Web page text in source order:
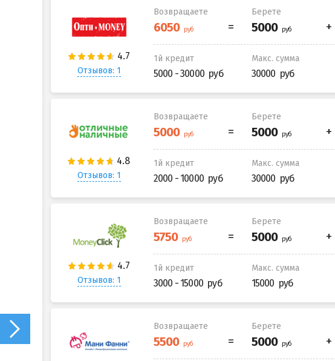
Отзывов: 1
Возвращаете Берете
1й кредит
5000 - 30000
Макс. сумма
30000
Отзывов: 1
Возвращаете Берете
1й кредит
2000 - 10000
Макс. сумма
30000
Отзывов: 1
Возвращаете Берете
1й кредит
3000 - 15000
Макс. сумма
15000
Возвращаете Берете